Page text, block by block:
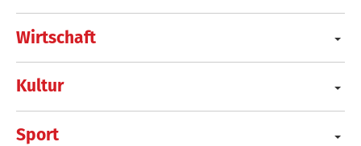
Wirtschaft
Kultur
Sport